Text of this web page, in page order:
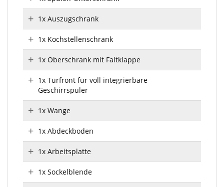
1x Auszugschrank
1x Kochstellenschrank
1x Oberschrank mit Faltklappe
1x Türfront für voll integrierbare
Geschirrspüler
1x Wange
1x Abdeckboden
1x Arbeitsplatte
1x Sockelblende